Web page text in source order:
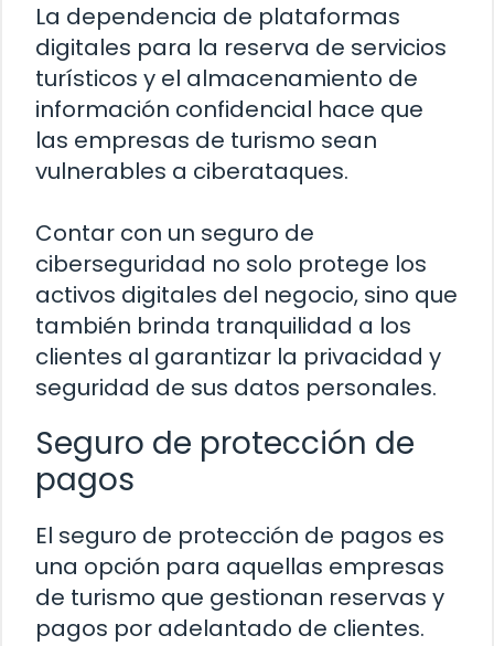
La dependencia de plataformas
digitales para la reserva de servicios
turísticos y el almacenamiento de
información confidencial hace que
las empresas de turismo sean
vulnerables a ciberataques.
Contar con un seguro de
ciberseguridad no solo protege los
activos digitales del negocio, sino que
también brinda tranquilidad a los
clientes al garantizar la privacidad y
seguridad de sus datos personales.
Seguro de protección de
pagos
El seguro de protección de pagos es
una opción para aquellas empresas
de turismo que gestionan reservas y
pagos por adelantado de clientes.